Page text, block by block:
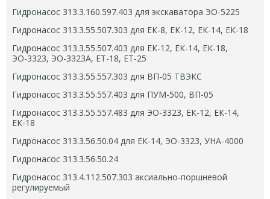
Гидронасос 313.3.160.597.403 для экскаватора ЭО-5225
Гидронасос 313.3.55.507.303 для ЕК-8, ЕК-12, ЕК-14, ЕК-18
Гидронасос 313.3.55.507.403 для ЕК-12, ЕК-14, ЕК-18,
ЭО-3323, ЭО-3323А, ЕТ-18, ЕТ-25
Гидронасос 313.3.55.557.303 для ВП-05 ТВЭКС
Гидронасос 313.3.55.557.403 для ПУМ-500, ВП-05
Гидронасос 313.3.55.557.483 для ЭО-3323, ЕК-12, ЕК-14,
ЕК-18
Гидронасос 313.3.56.50.04 для ЕК-14, ЭО-3323, УНА-4000
Гидронасос 313.3.56.50.24
Гидронасос 313.4.112.507.303 аксиально-поршневой
регулируемый